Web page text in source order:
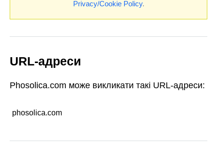
Privacy/Cookie Policy.
URL-адреси
Phosolica.com може викликати такі URL-адреси:
phosolica.com